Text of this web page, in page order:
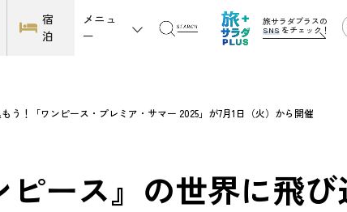
宿
泊
メニュ
ー
旅サラダプラスの
SNS をチェック！
う！「ワンピース・プレミア・サマー 2025」が7月1日（火）から開催
ース』の世界に飛び